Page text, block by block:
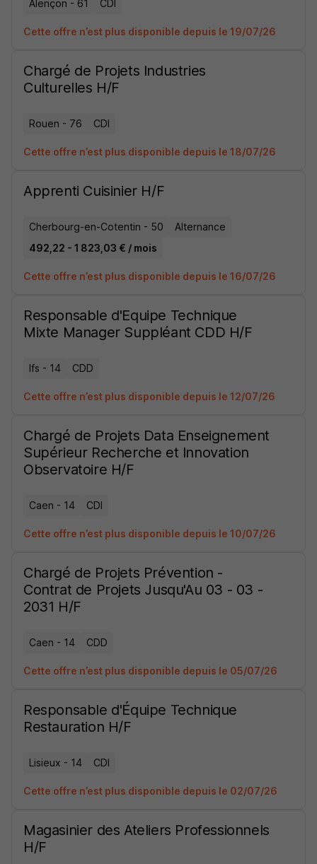
Alençon - 61 CDI
Cette offre n’est plus disponible depuis le 19/07/26
Chargé de Projets Industries
Culturelles H/F
Rouen - 76 CDI
Cette offre n’est plus disponible depuis le 18/07/26
Apprenti Cuisinier H/F
Cherbourg-en-Cotentin - 50
Alternance
492,22 - 1 823,03 € / mois
Cette offre n’est plus disponible depuis le 16/07/26
Responsable d'Equipe Technique
Mixte Manager Suppléant CDD H/F
Ifs - 14 CDD
Cette offre n’est plus disponible depuis le 12/07/26
Chargé de Projets Data Enseignement
Supérieur Recherche et Innovation
Observatoire H/F
Caen - 14 CDI
Cette offre n’est plus disponible depuis le 10/07/26
Chargé de Projets Prévention -
Contrat de Projets Jusqu'Au 03 - 03 -
2031 H/F
Caen - 14 CDD
Cette offre n’est plus disponible depuis le 05/07/26
Responsable d'Équipe Technique
Restauration H/F
Lisieux - 14 CDI
Cette offre n’est plus disponible depuis le 02/07/26
Magasinier des Ateliers Professionnels
H/F